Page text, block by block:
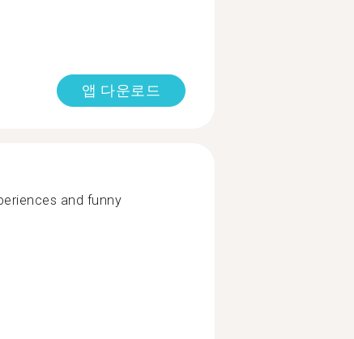
앱 다운로드
and funny